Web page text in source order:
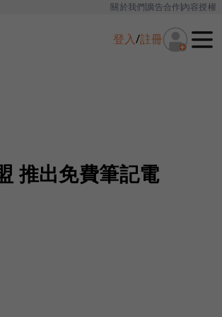
關於我們廣告合作內容授權
登入/註冊
推出免費筆記電